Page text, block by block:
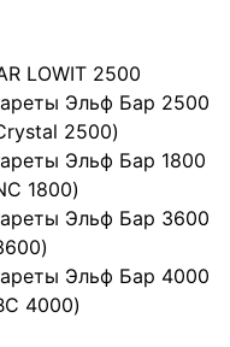
LOWIT 2500
Эльф Бар 2500
2500)
Эльф Бар 1800
1800)
Эльф Бар 3600
Эльф Бар 4000
4000)